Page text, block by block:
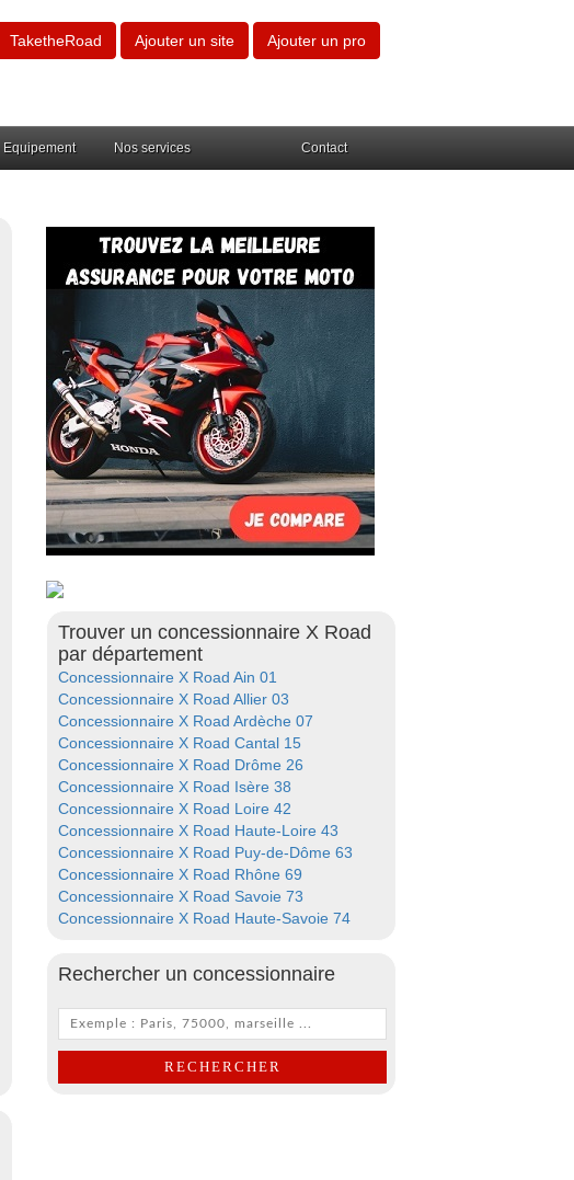
TaketheRoad Ajouter un site Ajouter un pro
Equipement Nos services Contact
Trouver un concessionnaire X Road
par département
Concessionnaire X Road Ain 01
Concessionnaire X Road Allier 03
Concessionnaire X Road Ardèche 07
Concessionnaire X Road Cantal 15
Concessionnaire X Road Drôme 26
Concessionnaire X Road Isère 38
Concessionnaire X Road Loire 42
Concessionnaire X Road Haute-Loire 43
Concessionnaire X Road Puy-de-Dôme 63
Concessionnaire X Road Rhône 69
Concessionnaire X Road Savoie 73
Concessionnaire X Road Haute-Savoie 74
Rechercher un concessionnaire